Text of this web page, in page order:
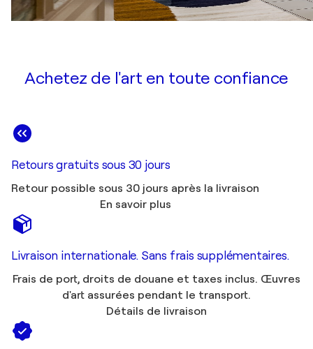
Achetez de l'art en toute confiance
Retours gratuits sous 30 jours
Retour possible sous 30 jours après la livraison
En savoir plus
Livraison internationale. Sans frais supplémentaires.
Frais de port, droits de douane et taxes inclus. Œuvres
d'art assurées pendant le transport.
Détails de livraison